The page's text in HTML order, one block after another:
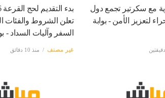
مع سكرتير تجمع دول
لتعزيز الأمن - بوابة
تعلن الشروط والفئات
السفر وآليات السداد -
غير مصنف منذ 10 دقائق